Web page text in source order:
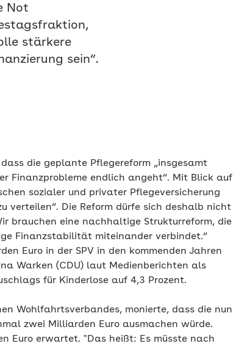
Not
stärkere
sein“.
die geplante Pflegereform „insgesamt
Finanzprobleme endlich angeht“. Mit Blick auf
sozialer und privater Pflegeversicherung
verteilen“. Die Reform dürfe sich deshalb nicht
brauchen eine nachhaltige Strukturreform, die
Finanzstabilität miteinander verbindet.“
Euro in der SPV in den kommenden Jahren
Warken (CDU) laut Medienberichten als
für Kinderlose auf 4,3 Prozent.
Wohlfahrtsverbandes, monierte, dass die nun
zwei Milliarden Euro ausmachen würde.
Euro erwartet. "Das heißt: Es müsste nach